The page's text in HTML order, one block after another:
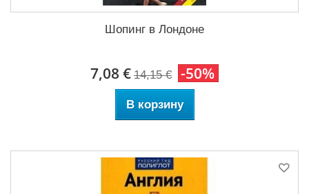
Шопинг в Лондоне
7,08 € 14,15 € -50%
В корзину